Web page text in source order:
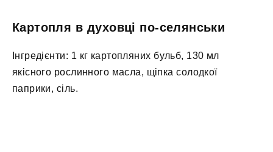
Картопля в духовці по-селянськи
Інгредієнти: 1 кг картопляних бульб, 130 мл
якісного рослинного масла, щіпка солодкої
паприки, сіль.